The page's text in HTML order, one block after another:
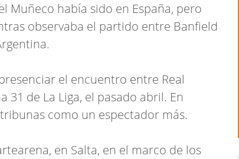
Muñeco había sido en España, pero
observaba el partido entre Banfield
el encuentro entre Real
31 de La Liga, el pasado abril. En
como un espectador más.
en Salta, en el marco de los